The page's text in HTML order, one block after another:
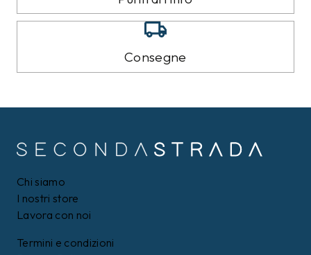
Consegne
Chi siamo
I nostri store
Lavora con noi
Termini e condizioni